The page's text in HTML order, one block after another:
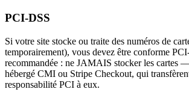
PCI-DSS
Si votre site stocke ou traite des numéros de
temporairement), vous devez être conforme
recommandée : ne JAMAIS stocker les cartes
hébergé CMI ou Stripe Checkout, qui
responsabilité PCI à eux.